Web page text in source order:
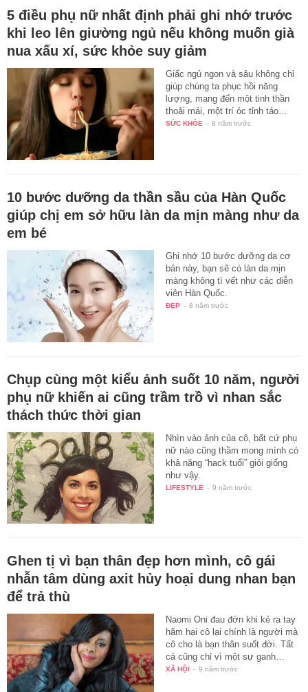
5 điều phụ nữ nhất định phải ghi nhớ trước
khi leo lên giường ngủ nếu không muốn già
nua xấu xí, sức khỏe suy giảm
Giấc ngủ ngon và sâu không chỉ
giúp chúng ta phục hồi năng
lượng, mang đến một tinh thần
thoải mái, một trí óc tỉnh táo…
SỨC KHỎE - 8 năm trước
10 bước dưỡng da thần sầu của Hàn Quốc
giúp chị em sở hữu làn da mịn màng như da
em bé
Ghi nhớ 10 bước dưỡng da cơ
bản này, bạn sẽ có làn da mịn
màng không tì vết như các diễn
viên Hàn Quốc.
ĐẸP - 8 năm trước
Chụp cùng một kiểu ảnh suốt 10 năm, người
phụ nữ khiến ai cũng trầm trồ vì nhan sắc
thách thức thời gian
Nhìn vào ảnh của cô, bất cứ phụ
nữ nào cũng thầm mong mình có
khả năng “hack tuổi” giỏi giống
như vậy.
LIFESTYLE - 9 năm trước
Ghen tị vì bạn thân đẹp hơn mình, cô gái
nhẫn tâm dùng axit hủy hoại dung nhan bạn
để trả thù
Naomi Oni đau đớn khi kẻ ra tay
hãm hại cô lại chính là người mà
cô cho là bạn thân suốt đời. Tất
cả cũng chỉ vì một sự ganh…
XÃ HỘI - 9 năm trước